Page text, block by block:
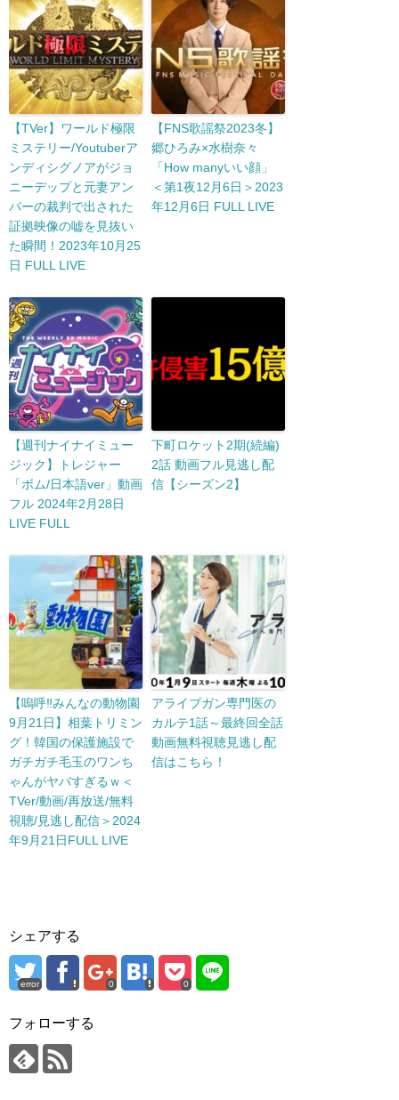
【TVer】ワールド極限
ミステリー/Youtuberア
ンディシグノアがジョ
ニーデップと元妻アン
バーの裁判で出された
証拠映像の嘘を見抜い
た瞬間！2023年10月25
日 FULL LIVE
【FNS歌謡祭2023冬】
郷ひろみ×水樹奈々
「How manyいい顔」
＜第1夜12月6日＞2023
年12月6日 FULL LIVE
【週刊ナイナイミュー
ジック】トレジャー
「ボム/日本語ver」動画
フル 2024年2月28日
LIVE FULL
下町ロケット2期(続編)
2話 動画フル見逃し配
信【シーズン2】
【嗚呼‼みんなの動物園
9月21日】相葉トリミン
グ！韓国の保護施設で
ガチガチ毛玉のワンち
ゃんがヤバすぎるｗ＜
TVer/動画/再放送/無料
視聴/見逃し配信＞2024
年9月21日FULL LIVE
アライブガン専門医の
カルテ1話～最終回全話
動画無料視聴見逃し配
信はこちら！
シェアする
error 0 0
フォローする